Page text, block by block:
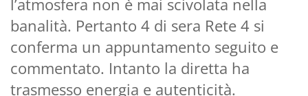
banalità. Pertanto 4 di sera Rete 4 si
conferma un appuntamento seguito e
commentato. Intanto la diretta ha
trasmesso energia e autenticità.